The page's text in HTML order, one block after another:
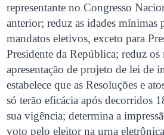
representante no Congresso
anterior; reduz as idades mínimas
mandatos eletivos, exceto para
Presidente da República; reduz os
apresentação de projeto de lei de
estabelece que as Resoluções e
só terão eficácia após decorridos
sua vigência; determina a
voto pelo eleitor na urna